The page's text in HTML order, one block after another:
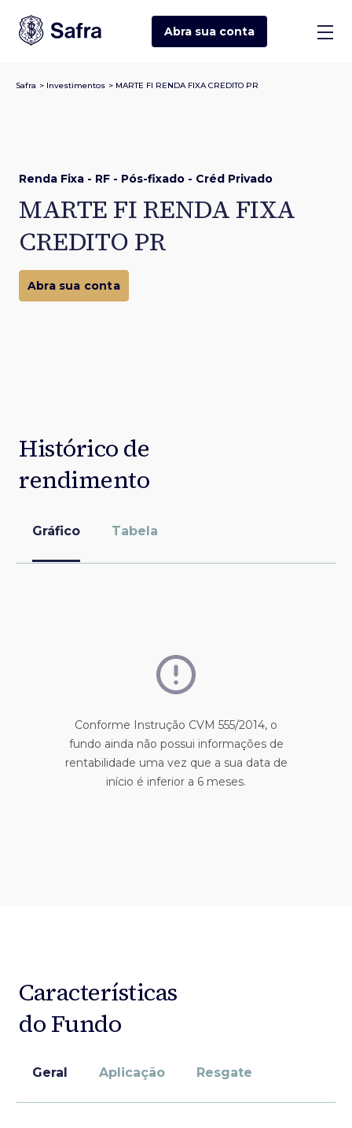
Abra sua conta
Safra > Investimentos > MARTE FI RENDA FIXA CREDITO PR
Renda Fixa - RF - Pós-fixado - Créd Privado
MARTE FI RENDA FIXA
CREDITO PR
Abra sua conta
Histórico de
rendimento
Gráfico Tabela
Conforme Instrução CVM 555/2014, o
fundo ainda não possui informações de
rentabilidade uma vez que a sua data de
início é inferior a 6 meses.
Características
do Fundo
Geral Aplicação Resgate